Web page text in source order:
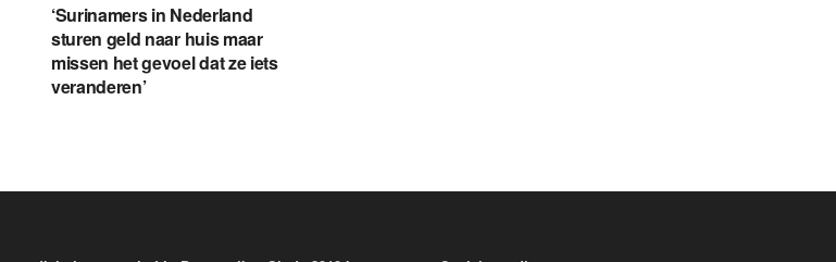
‘Surinamers in Nederland
sturen geld naar huis maar
missen het gevoel dat ze iets
veranderen’